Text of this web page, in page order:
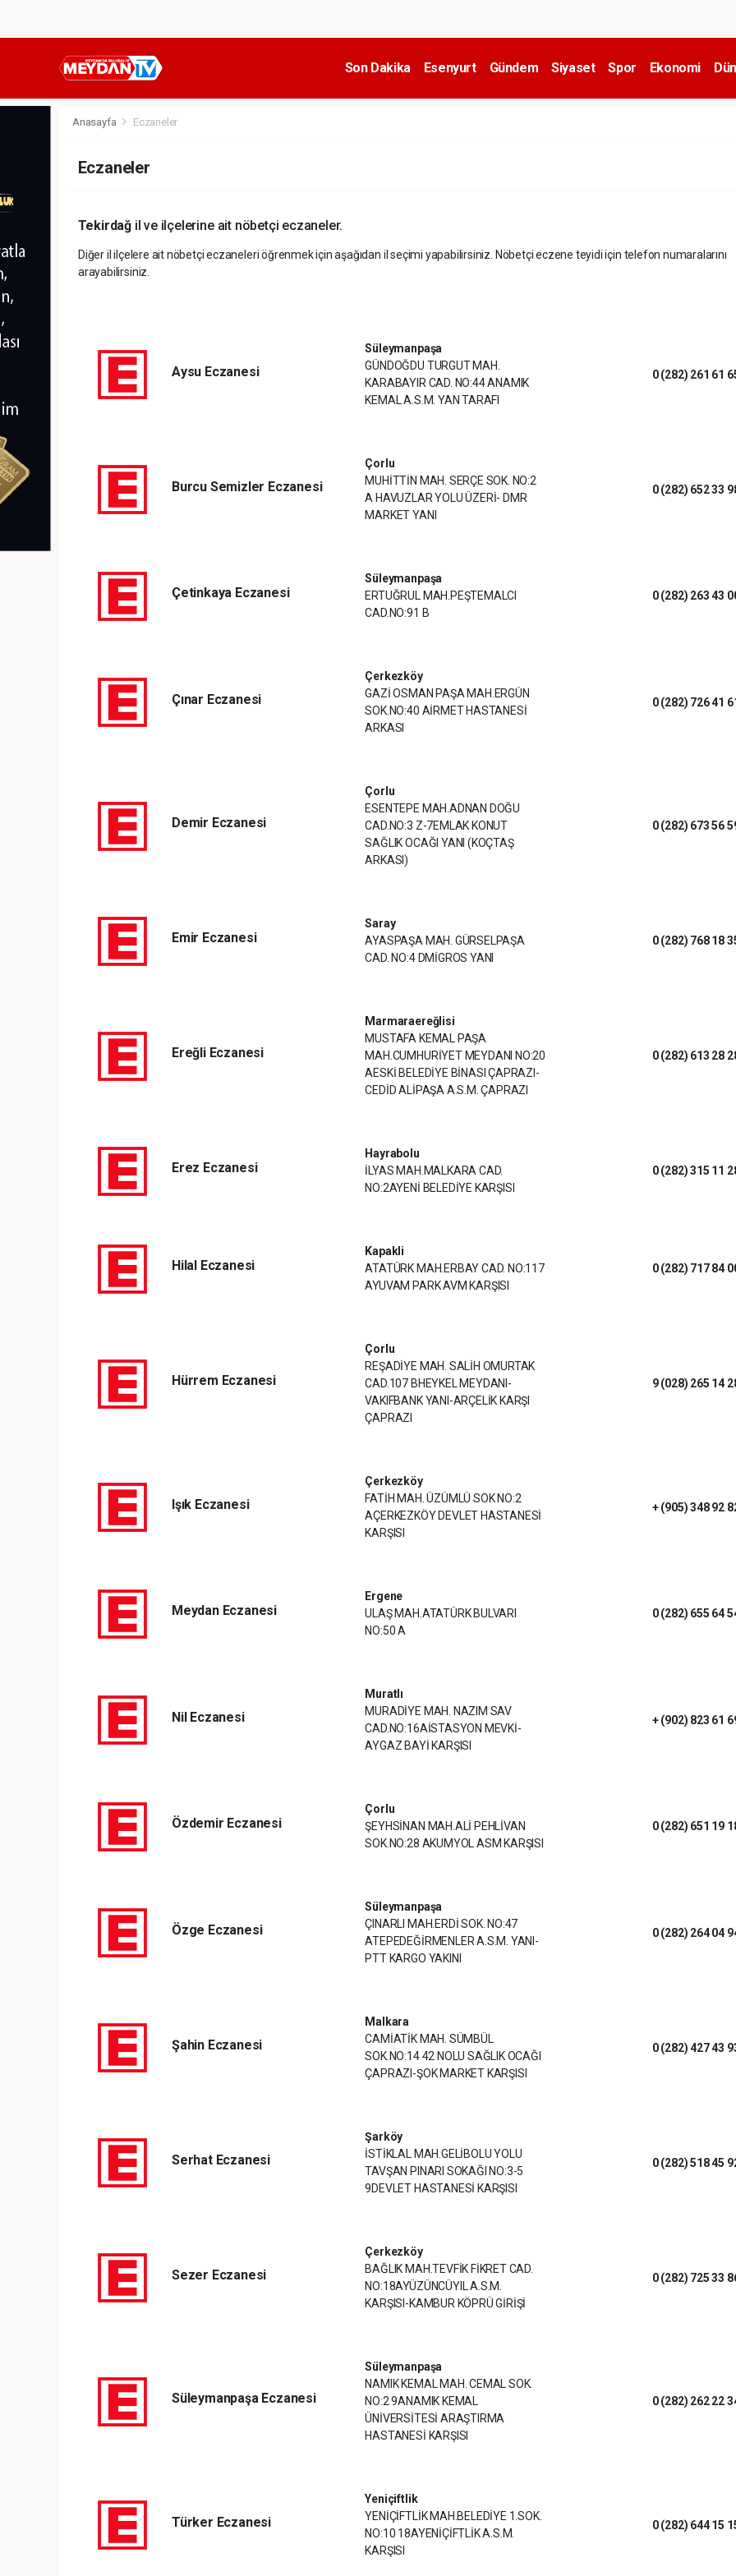
Son Dakika Esenyurt Gündem Siyaset Spor Ekonomi
Anasayfa Eczaneler
Eczaneler
Tekirdağil ve ilçelerine ait nöbetçi eczaneler.
Diğer il ilçelere ait nöbetçi eczaneleri öğrenmek için aşağıdan il seçimi yapabilirsiniz. Nöbetçi eczene teyidi için telefon numaralarını
arayabilirsiniz.
Aysu Eczanesi
Süleymanpaşa
GÜNDOĞDU TURGUT MAH.
KARABAYIR CAD. NO:44 ANAMIK
KEMAL A.S.M. YAN TARAFI
0 (282) 261 61
Burcu Semizler Eczanesi
Çorlu
MUHİTTİN MAH. SERÇE SOK. NO:2
A HAVUZLAR YOLU ÜZERİ- DMR
MARKET YANI
0 (282) 652 33
Çetinkaya Eczanesi
Süleymanpaşa
ERTUĞRUL MAH.PEŞTEMALCI
CAD.NO:91 B
0 (282) 263 43
Çınar Eczanesi
Çerkezköy
GAZİ OSMAN PAŞA MAH.ERGÜN
SOK.NO:40 AİRMET HASTANESİ
ARKASI
0 (282) 726 41
Demir Eczanesi
Çorlu
ESENTEPE MAH.ADNAN DOĞU
CAD.NO:3 Z-7EMLAK KONUT
SAĞLIK OCAĞI YANI (KOÇTAŞ
ARKASI)
0 (282) 673 56
Emir Eczanesi
Saray
AYASPAŞA MAH. GÜRSELPAŞA
CAD. NO:4 DMİGROS YANI
0 (282) 768 18
Ereğli Eczanesi
Marmaraereğlisi
MUSTAFA KEMAL PAŞA
MAH.CUMHURİYET MEYDANI NO:20
AESKİ BELEDİYE BİNASI ÇAPRAZI-
CEDİD ALİPAŞA A.S.M. ÇAPRAZI
0 (282) 613 28
Erez Eczanesi
Hayrabolu
İLYAS MAH.MALKARA CAD.
NO:2AYENİ BELEDİYE KARŞISI
0 (282) 315 11
Hilal Eczanesi
Kapakli
ATATÜRK MAH.ERBAY CAD. NO:117
AYUVAM PARK AVM KARŞISI
0 (282) 717 84
Hürrem Eczanesi
Çorlu
REŞADİYE MAH. SALİH OMURTAK
CAD.107 BHEYKEL MEYDANI-
VAKIFBANK YANI-ARÇELİK KARŞI
ÇAPRAZI
9 (028) 265 14
Işık Eczanesi
Çerkezköy
FATİH MAH. ÜZÜMLÜ SOK NO:2
AÇERKEZKÖY DEVLET HASTANESİ
KARŞISI
+ (905) 348 92
Meydan Eczanesi
Ergene
ULAŞ MAH.ATATÜRK BULVARI
NO:50 A
0 (282) 655 64
Nil Eczanesi
Muratlı
MURADİYE MAH. NAZIM SAV
CAD.NO:16AİSTASYON MEVKİ-
AYGAZ BAYİ KARŞISI
+ (902) 823 61
Özdemir Eczanesi
Çorlu
ŞEYHSİNAN MAH.ALİ PEHLİVAN
SOK.NO:28 AKUMYOL ASM KARŞISI
0 (282) 651 19
Özge Eczanesi
Süleymanpaşa
ÇINARLI MAH.ERDİ SOK. NO:47
ATEPEDEĞİRMENLER A.S.M. YANI-
PTT KARGO YAKINI
0 (282) 264 04
Şahin Eczanesi
Malkara
CAMİATİK MAH. SÜMBÜL
SOK.NO:14 42 NOLU SAĞLIK OCAĞI
ÇAPRAZI-ŞOK MARKET KARŞISI
0 (282) 427 43
Serhat Eczanesi
Şarköy
İSTİKLAL MAH.GELİBOLU YOLU
TAVŞAN PINARI SOKAĞI NO:3-5
9DEVLET HASTANESİ KARŞISI
0 (282) 518 45
Sezer Eczanesi
Çerkezköy
BAĞLIK MAH.TEVFİK FİKRET CAD.
NO:18AYÜZÜNCÜYIL A.S.M.
KARŞISI-KAMBUR KÖPRÜ GİRİŞİ
0 (282) 725 33
Süleymanpaşa Eczanesi
Süleymanpaşa
NAMIK KEMAL MAH. CEMAL SOK.
NO:2 9ANAMIK KEMAL
ÜNİVERSİTESİ ARAŞTIRMA
HASTANESİ KARŞISI
0 (282) 262 22
Türker Eczanesi
Yeniçiftlik
YENİÇİFTLİK MAH.BELEDİYE 1.SOK.
NO:10 18AYENİÇİFTLİK A.S.M.
KARŞISI
0 (282) 644 15